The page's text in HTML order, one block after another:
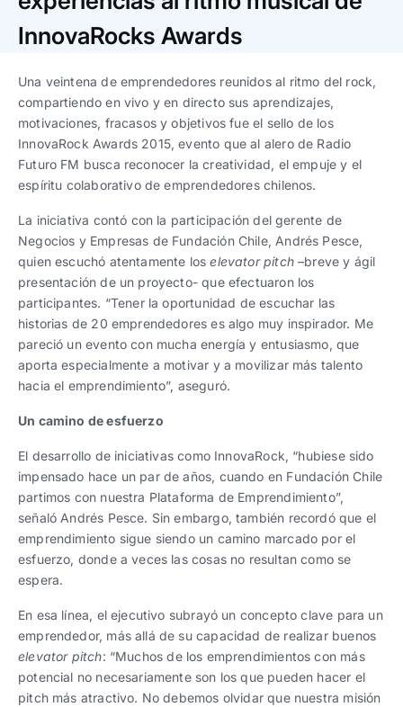
Trabaja con nosotros
Español
Ver todas
EspañolEnglish
Ver todas
EspañolEnglish
progresivos de gestión
Español
Español|English
Español|English
InnovaRocks Awards
Una veintena de emprendedores reunidos al ritmo del rock,
compartiendo en vivo y en directo sus aprendizajes,
motivaciones, fracasos y objetivos fue el sello de los
InnovaRock Awards 2015, evento que al alero de Radio
Futuro FM busca reconocer la creatividad, el empuje y el
espíritu colaborativo de emprendedores chilenos.
La iniciativa contó con la participación del gerente de
Negocios y Empresas de Fundación Chile, Andrés Pesce,
quien escuchó atentamente loselevator pitch–breve y ágil
presentación de un proyecto- que efectuaron los
participantes. “Tener la oportunidad de escuchar las
historias de 20 emprendedores es algo muy inspirador. Me
pareció un evento con mucha energía y entusiasmo, que
aporta especialmente a motivar y a movilizar más talento
hacia el emprendimiento”, aseguró.
Un camino de esfuerzo
El desarrollo de iniciativas como InnovaRock, “hubiese sido
impensado hace un par de años, cuando en Fundación Chile
partimos con nuestra Plataforma de Emprendimiento”,
señaló Andrés Pesce. Sin embargo, también recordó que el
emprendimiento sigue siendo un camino marcado por el
esfuerzo, donde a veces las cosas no resultan como se
espera.
En esa línea, el ejecutivo subrayó un concepto clave para un
emprendedor, más allá de su capacidad de realizar buenos
elevator pitch: “Muchos de los emprendimientos con más
potencial no necesariamente son los que pueden hacer el
pitch más atractivo. No debemos olvidar que nuestra misión